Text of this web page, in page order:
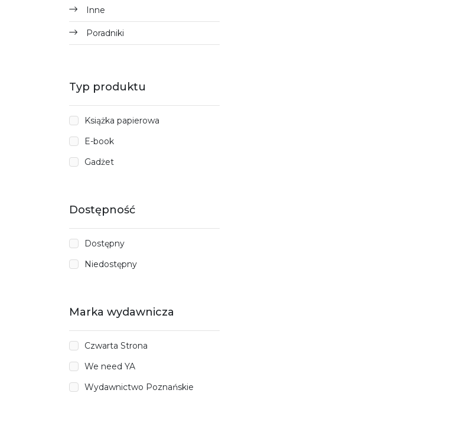
Inne
Poradniki
Typ produktu
Książka papierowa
E-book
Gadżet
Dostępność
Dostępny
Niedostępny
Marka wydawnicza
Czwarta Strona
We need YA
Wydawnictwo Poznańskie